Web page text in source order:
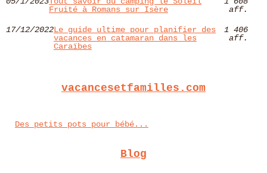
Fruité à Romans sur Isère
aff.
17/12/2022Le guide ultime pour planifier des
vacances en catamaran dans les
Caraïbes
1 406
aff.
vacancesetfamilles.com
Des petits pots pour bébé...
Blog